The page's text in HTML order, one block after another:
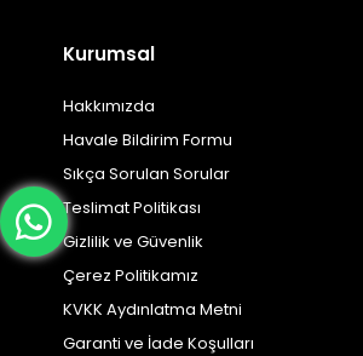
Kurumsal
Hakkımızda
Havale Bildirim Formu
Sıkça Sorulan Sorular
Teslimat Politikası
Gizlilik ve Güvenlik
Çerez Politikamız
KVKK Aydınlatma Metni
Garanti ve İade Koşulları